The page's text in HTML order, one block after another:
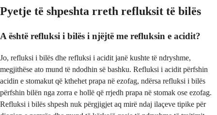
Pyetje të shpeshta rreth refluksit të bilës
A është refluksi i bilës i njëjtë me refluksin e acidit?
Jo, refluksi i bilës dhe refluksi i acidit janë kushte të ndryshme,
megjithëse ato mund të ndodhin së bashku. Refluksi i acidit përfshin
acidin e stomakut që kthehet prapa në ezofag, ndërsa refluksi i bilës
përfshin bilën nga zorra e hollë që rrjedh prapa në stomak ose ezofag.
Refluksi i bilës shpesh nuk përgjigjet aq mirë ndaj ilaçeve tipike për